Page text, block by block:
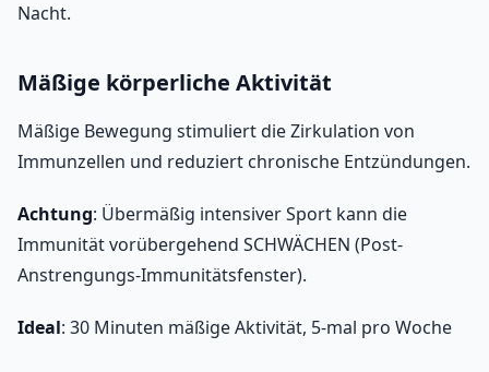
Nacht.
Mäßige körperliche Aktivität
Mäßige Bewegung stimuliert die Zirkulation von
Immunzellen und reduziert chronische Entzündungen.
Achtung: Übermäßig intensiver Sport kann die
Immunität vorübergehend SCHWÄCHEN (Post-
Anstrengungs-Immunitätsfenster).
Ideal: 30 Minuten mäßige Aktivität, 5-mal pro Woche